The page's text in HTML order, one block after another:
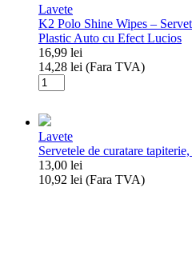
Uscare
si
Detailing
Auto
90x60
cm
cu
absorbtie
extrem
de
Lavete
K2 Polo Shine Wipes –
Plastic Auto cu Efect Lucios
16,99 lei
14,28 lei (Fara TVA)
Cantitate
K2
Shine
Wipes
–
Servetele
Umede
Lavete
Servetele de curatare
13,00 lei
10,92 lei (Fara TVA)